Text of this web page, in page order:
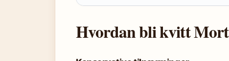
Hvordan bli kvitt